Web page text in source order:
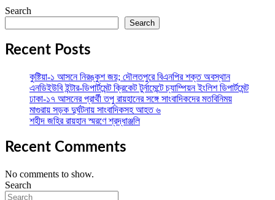
Search
Search
Recent Posts
কুষ্টিয়া-১ আসনে নিরঙ্কুশ জয়; দৌলতপুরে বিএনপির শক্ত অবস্থান
এনডিইউবি ইন্টার-ডিপার্টমেন্ট ক্রিকেট টুর্নামেন্টে চ্যাম্পিয়ন ইংলিশ ডিপার্টমেন্ট
ঢাকা-১৭ আসনের প্রার্থী তপু রায়হানের সঙ্গে সাংবাদিকদের মতবিনিময়
মাগুরায় সড়ক দুর্ঘটনায় সাংবাদিকসহ আহত ৬
শহীদ জহির রায়হান স্মরণে শ্রদ্ধাঞ্জলি
Recent Comments
No comments to show.
Search